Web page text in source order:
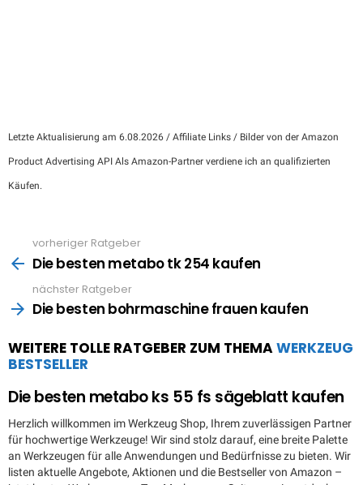
Letzte Aktualisierung am 6.08.2026 / Affiliate Links / Bilder von der Amazon
Product Advertising API Als Amazon-Partner verdiene ich an qualifizierten
Käufen.
more
vorheriger Ratgeber
Die besten metabo tk 254 kaufen
nächster Ratgeber
Die besten bohrmaschine frauen kaufen
WEITERE TOLLE RATGEBER ZUM THEMAWERKZEUG
BESTSELLER
Die besten metabo ks 55 fs sägeblatt kaufen
Herzlich willkommen im Werkzeug Shop, Ihrem zuverlässigen Partner
für hochwertige Werkzeuge! Wir sind stolz darauf, eine breite Palette
an Werkzeugen für alle Anwendungen und Bedürfnisse zu bieten. Wir
listen aktuelle Angebote, Aktionen und die Bestseller von Amazon –